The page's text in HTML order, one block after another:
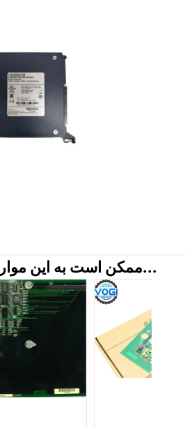
ممکن است به این موارد نیز علاقه‌مند باشید...